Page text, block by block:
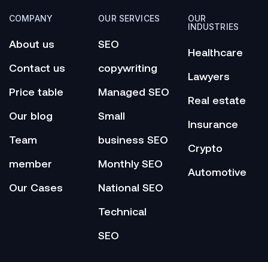
COMPANY
About us
Contact us
Price table
Our blog
Team
member
Our Cases
OUR SERVICES
SEO
copywriting
Managed SEO
Small
business SEO
Monthly SEO
National SEO
Technical
SEO
OUR
INDUSTRIES
Healthcare
Lawyers
Real estate
Insurance
Crypto
Automotive